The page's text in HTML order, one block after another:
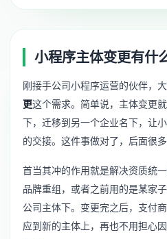
小程序主体变更有什
刚接手公司小程序运营的伙伴，
更这个需求。简单说，主体变更
下，迁移到另一个企业名下，让
的交接。这件事做对了，后面很多
首当其冲的作用就是解决资质统
品牌重组，或者之前用的是某家
公司主体下。变更完之后，支付
应到新的主体上，再也不用担心